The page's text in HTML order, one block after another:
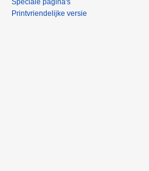
Speciale pagina's
Printvriendelijke versie